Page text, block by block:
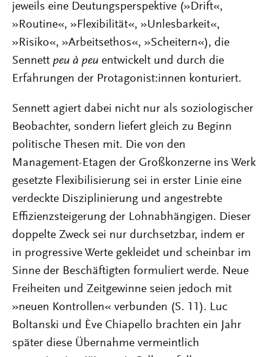
jeweils eine Deutungsperspektive (»Drift«,
»Routine«, »Flexibilität«, »Unlesbarkeit«,
»Risiko«, »Arbeitsethos«, »Scheitern«), die
Sennett peu à peu entwickelt und durch die
Erfahrungen der Protagonist:innen konturiert.
Sennett agiert dabei nicht nur als soziologischer
Beobachter, sondern liefert gleich zu Beginn
politische Thesen mit. Die von den
Management-Etagen der Großkonzerne ins Werk
gesetzte Flexibilisierung sei in erster Linie eine
verdeckte Disziplinierung und angestrebte
Effizienzsteigerung der Lohnabhängigen. Dieser
doppelte Zweck sei nur durchsetzbar, indem er
in progressive Werte gekleidet und scheinbar im
Sinne der Beschäftigten formuliert werde. Neue
Freiheiten und Zeitgewinne seien jedoch mit
»neuen Kontrollen« verbunden (S. 11). Luc
Boltanski und Ève Chiapello brachten ein Jahr
später diese Übernahme vermeintlich